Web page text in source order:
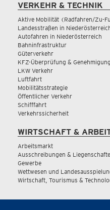
VERKEHR & TECHNIK
Aktive Mobilität (Radfahren/Zu-
Landesstraßen in
Autofahren in Niederösterreich
Bahninfrastruktur
Güterverkehr
KFZ-Überprüfung & Genehmigung
LKW Verkehr
Luftfahrt
Mobilitätsstrategie
Öffentlicher Verkehr
Schifffahrt
Verkehrssicherheit
WIRTSCHAFT &
Arbeitsmarkt
Ausschreibungen &
Gewerbe
Wettwesen und
Wirtschaft, Tourismus &